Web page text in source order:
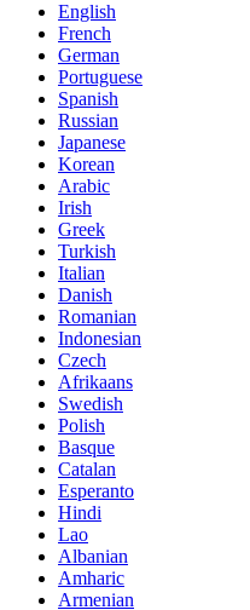
English
French
German
Portuguese
Spanish
Russian
Japanese
Korean
Arabic
Irish
Greek
Turkish
Italian
Danish
Romanian
Indonesian
Czech
Afrikaans
Swedish
Polish
Basque
Catalan
Esperanto
Hindi
Lao
Albanian
Amharic
Armenian